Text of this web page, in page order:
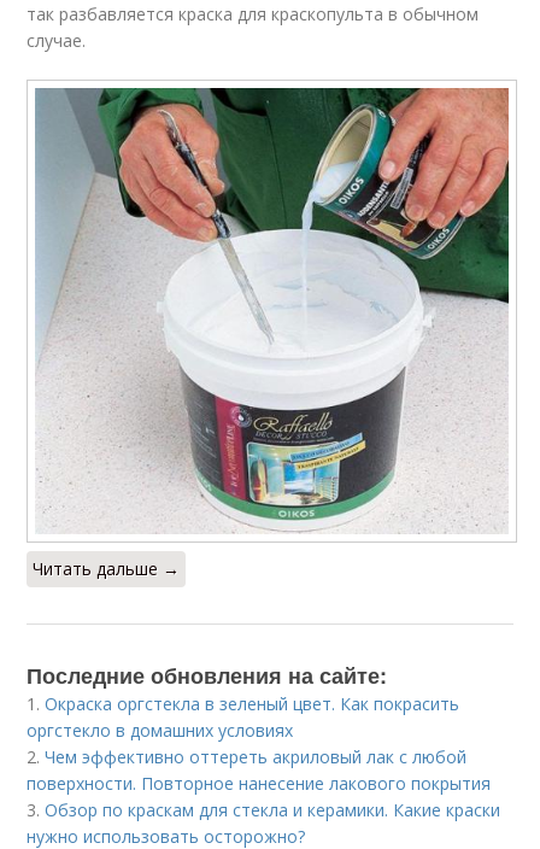
так разбавляется краска для краскопульта в обычном
случае.
Читать дальше →
Последние обновления на сайте:
1.Окраска оргстекла в зеленый цвет. Как покрасить
оргстекло в домашних условиях
2.Чем эффективно оттереть акриловый лак с любой
поверхности. Повторное нанесение лакового покрытия
3.Обзор по краскам для стекла и керамики. Какие краски
нужно использовать осторожно?